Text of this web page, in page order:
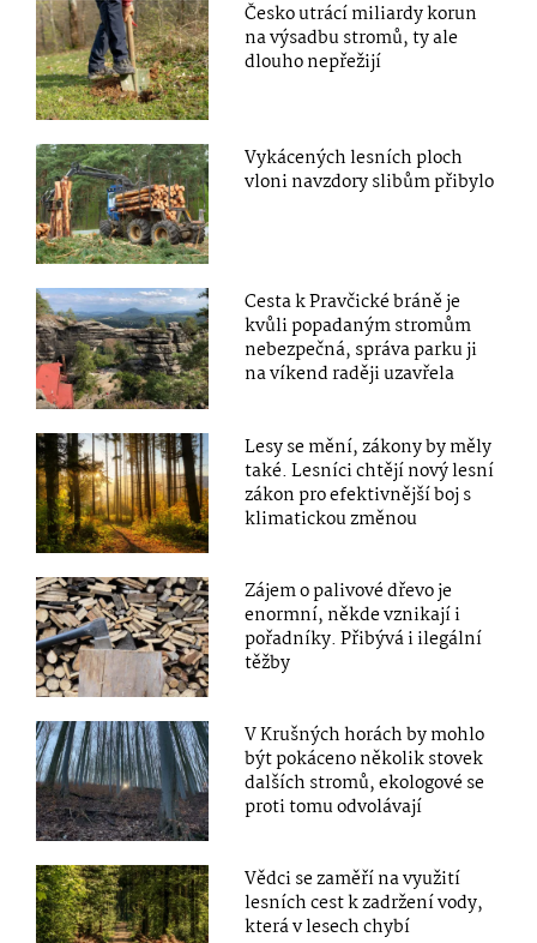
Česko utrácí miliardy korun
na výsadbu stromů, ty ale
dlouho nepřežijí
Vykácených lesních ploch
vloni navzdory slibům přibylo
Cesta k Pravčické bráně je
kvůli popadaným stromům
nebezpečná, správa parku ji
na víkend raději uzavřela
Lesy se mění, zákony by měly
také. Lesníci chtějí nový lesní
zákon pro efektivnější boj s
klimatickou změnou
Zájem o palivové dřevo je
enormní, někde vznikají i
pořadníky. Přibývá i ilegální
těžby
V Krušných horách by mohlo
být pokáceno několik stovek
dalších stromů, ekologové se
proti tomu odvolávají
Vědci se zaměří na využití
lesních cest k zadržení vody,
která v lesech chybí